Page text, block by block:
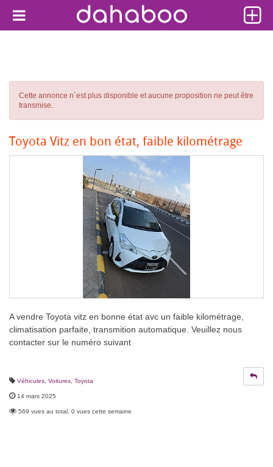
Cette annonce n´est plus disponible et aucune proposition ne peut être
transmise.
Toyota Vitz en bon état, faible kilométrage
A vendre Toyota vitz en bonne état avc un faible kilométrage,
climatisation parfaite, transmition automatique. Veuillez nous
contacter sur le numéro suivant
Véhicules Voitures Toyota
14 mars 2025
569 vues au total, 0 vues cette semaine